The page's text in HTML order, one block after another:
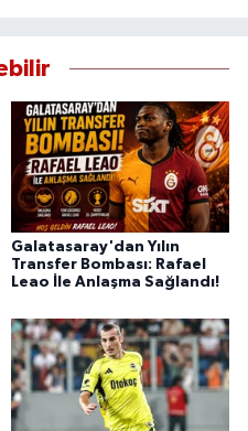
Galatasaray'dan Yılın
Transfer Bombası: Rafael
Leao İle Anlaşma Sağlandı!